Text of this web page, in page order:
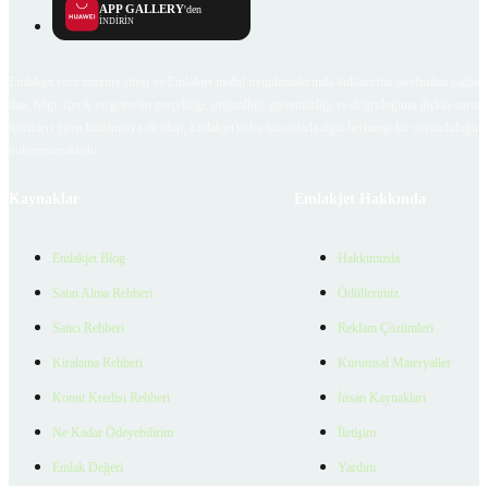
APP GALLERY'den
İNDİRİN
Emlakjet Blog
Satın Alma Rehberi
Satıcı Rehberi
Kiralama Rehberi
Konut Kredisi Rehberi
Ne Kadar Ödeyebilirim
Emlak Değeri
Hakkımızda
Ödüllerimiz
Reklam Çözümleri
Kurumsal Materyaller
İnsan Kaynakları
İletişim
Yardım